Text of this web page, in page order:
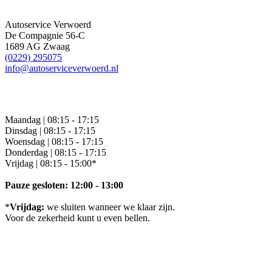
Autoservice Verwoerd
De Compagnie 56-C
1689 AG Zwaag
(0229) 295075
info@autoserviceverwoerd.nl
Maandag | 08:15 - 17:15
Dinsdag | 08:15 - 17:15
Woensdag | 08:15 - 17:15
Donderdag | 08:15 - 17:15
Vrijdag | 08:15 - 15:00*
Pauze gesloten: 12:00 - 13:00
*Vrijdag: we sluiten wanneer we klaar zijn.
Voor de zekerheid kunt u even bellen.